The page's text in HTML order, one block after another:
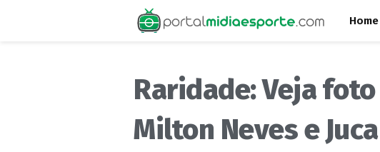
Home
Raridade: Veja
Milton Neves e